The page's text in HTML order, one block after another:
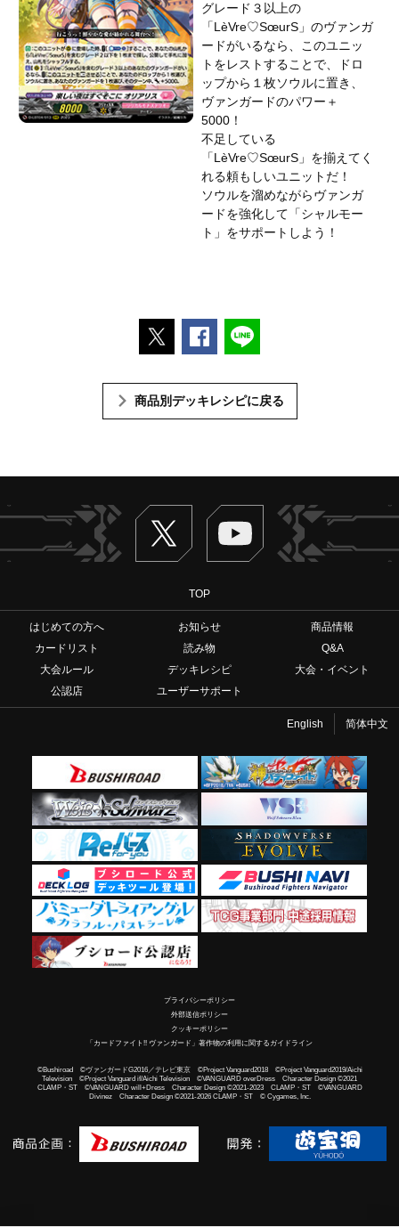
グレード３以上の
「LèVre♡SœurS」のヴァンガ
ードがいるなら、このユニッ
トをレストすることで、ドロ
ップから１枚ソウルに置き、
ヴァンガードのパワー＋
5000！
不足している
「LèVre♡SœurS」を揃えてく
れる頼もしいユニットだ！
ソウルを溜めながらヴァンガ
ードを強化して「シャルモー
ト」をサポートしよう！
ポストするFacebookでシェアする
商品別デッキレシピに戻る
Twitter ヴァンガードch
TOP
はじめての方へ お知らせ
商品情報
カードリスト
読み物
Q&A
大会ルール
デッキレシピ
大会・イベント
公認店
ユーザーサポート
English 简体中文
プライバシーポリシー
外部送信ポリシー
クッキーポリシー
「カードファイト!! ヴァンガード」著作物の利用に関するガイドライン
©Bushiroad ©ヴァンガードG2016／テレビ東京 ©Project Vanguard2018 ©Project Vanguard2019/Aichi
Television ©Project Vanguard if/Aichi Television ©VANGUARD overDress Character Design ©2021
CLAMP・ST ©VANGUARD will+Dress Character Design ©2021-2023 CLAMP・ST ©VANGUARD
Divinez Character Design ©2021-2026 CLAMP・ST © Cygames, Inc.